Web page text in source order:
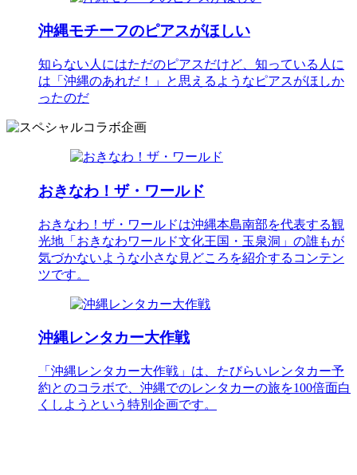
沖縄モチーフのピアスがほしい
知らない人にはただのピアスだけど、知っている人に
は「沖縄のあれだ！」と思えるようなピアスがほしか
ったのだ
おきなわ！ザ・ワールド
おきなわ！ザ・ワールドは沖縄本島南部を代表する観
光地「おきなわワールド文化王国・玉泉洞」の誰もが
気づかないような小さな見どころを紹介するコンテン
ツです。
沖縄レンタカー大作戦
「沖縄レンタカー大作戦」は、たびらいレンタカー予
約とのコラボで、沖縄でのレンタカーの旅を100倍面白
くしようという特別企画です。